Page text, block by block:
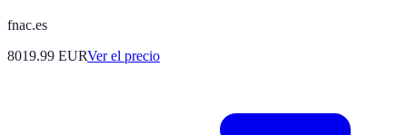
fnac.es
8019.99 EURVer el precio